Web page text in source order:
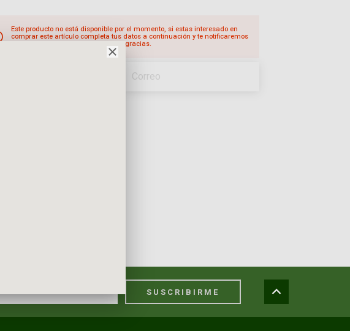
Este producto no está disponible por el momento, si estas interesado en
comprar este artículo completa tus datos a continuación y te notificaremos
cuando el producto esté disponible, gracias.
SUSCRIBIRME